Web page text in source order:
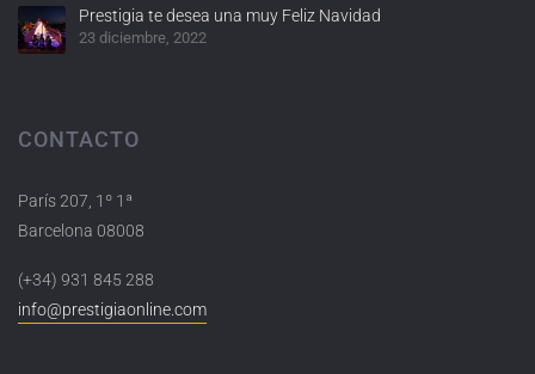
Prestigia te desea una muy Feliz Navidad
23 diciembre, 2022
CONTACTO
París 207, 1º 1ª
Barcelona 08008
(+34) 931 845 288
info@prestigiaonline.com